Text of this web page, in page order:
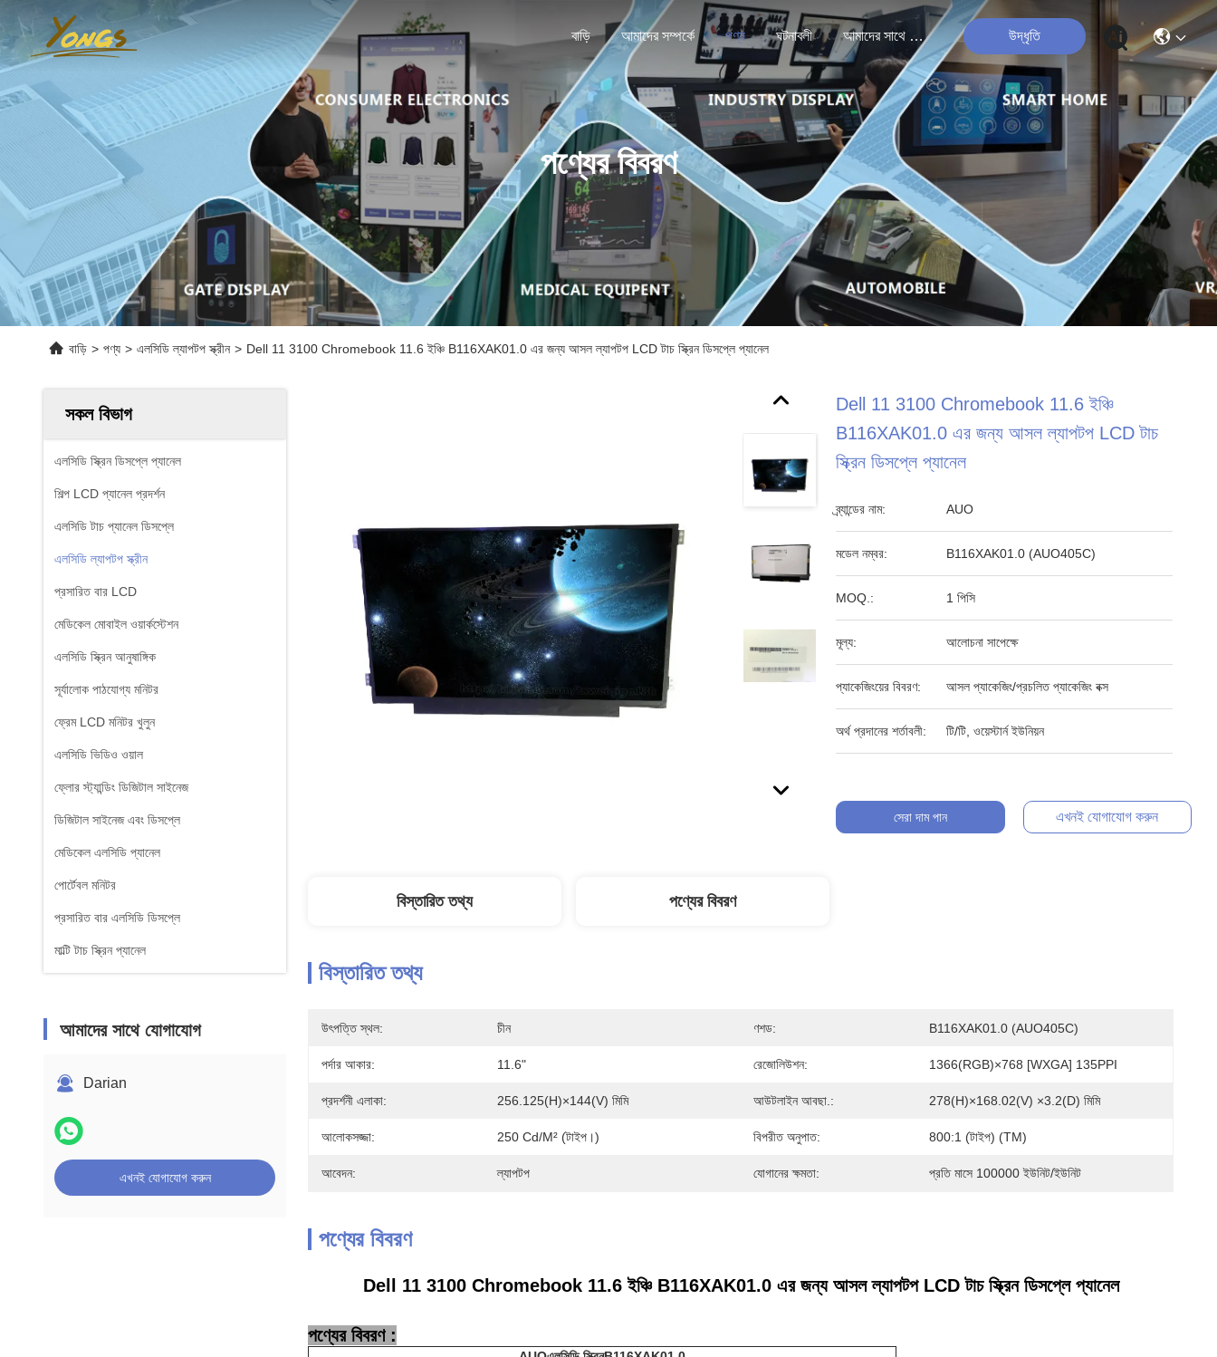
বাড়ি আমাদের সম্পর্কে পণ্য ঘটনাবলী আমাদের সাথে যোগাযোগ উদ্ধৃতি
পণ্যের বিবরণ
বাড়ি > পণ্য > এলসিডি ল্যাপটপ স্ক্রীন > Dell 11 3100 Chromebook 11.6 ইঞ্চি B116XAK01.0 এর জন্য আসল ল্যাপটপ LCD টাচ স্ক্রিন ডিসপ্লে প্যানেল
সকল বিভাগ
এলসিডি স্ক্রিন ডিসপ্লে প্যানেল
শিল্প LCD প্যানেল প্রদর্শন
এলসিডি টাচ প্যানেল ডিসপ্লে
এলসিডি ল্যাপটপ স্ক্রীন
প্রসারিত বার LCD
মেডিকেল মোবাইল ওয়ার্কস্টেশন
এলসিডি স্ক্রিন আনুষাঙ্গিক
সূর্যালোক পাঠযোগ্য মনিটর
ফ্রেম LCD মনিটর খুলুন
এলসিডি ভিডিও ওয়াল
ফ্লোর স্ট্যান্ডিং ডিজিটাল সাইনেজ
ডিজিটাল সাইনেজ এবং ডিসপ্লে
মেডিকেল এলসিডি প্যানেল
পোর্টেবল মনিটর
প্রসারিত বার এলসিডি ডিসপ্লে
মাল্টি টাচ স্ক্রিন প্যানেল
আমাদের সাথে যোগাযোগ
Darian
এখনই যোগাযোগ করুন
Dell 11 3100 Chromebook 11.6 ইঞ্চি
B116XAK01.0 এর জন্য আসল ল্যাপটপ LCD টাচ
স্ক্রিন ডিসপ্লে প্যানেল
ব্র্যান্ডের নাম: AUO
মডেল নম্বর: B116XAK01.0 (AUO405C)
MOQ.: 1 পিসি
মূল্য: আলোচনা সাপেক্ষে
প্যাকেজিংয়ের বিবরণ: আসল প্যাকেজিং/প্রচলিত প্যাকেজিং বক্স
অর্থ প্রদানের শর্তাবলী: টি/টি, ওয়েস্টার্ন ইউনিয়ন
সেরা দাম পান এখনই যোগাযোগ করুন
বিস্তারিত তথ্য পণ্যের বিবরণ
বিস্তারিত তথ্য
উৎপত্তি স্থল: চীন ণশড: B116XAK01.0 (AUO405C)
পর্দার আকার: 11.6" রেজোলিউশন: 1366(RGB)×768 [WXGA] 135PPI
প্রদর্শনী এলাকা: 256.125(H)×144(V) মিমি আউটলাইন আবছা.: 278(H)×168.02(V) ×3.2(D) মিমি
আলোকসজ্জা: 250 Cd/m² (টাইপ।) বিপরীত অনুপাত: 800:1 (টাইপ) (TM)
আবেদন: ল্যাপটপ যোগানের ক্ষমতা: প্রতি মাসে 100000 ইউনিট/ইউনিট
পণ্যের বিবরণ
Dell 11 3100 Chromebook 11.6 ইঞ্চি B116XAK01.0 এর জন্য আসল ল্যাপটপ LCD টাচ স্ক্রিন ডিসপ্লে প্যানেল
পণ্যের বিবরণ :